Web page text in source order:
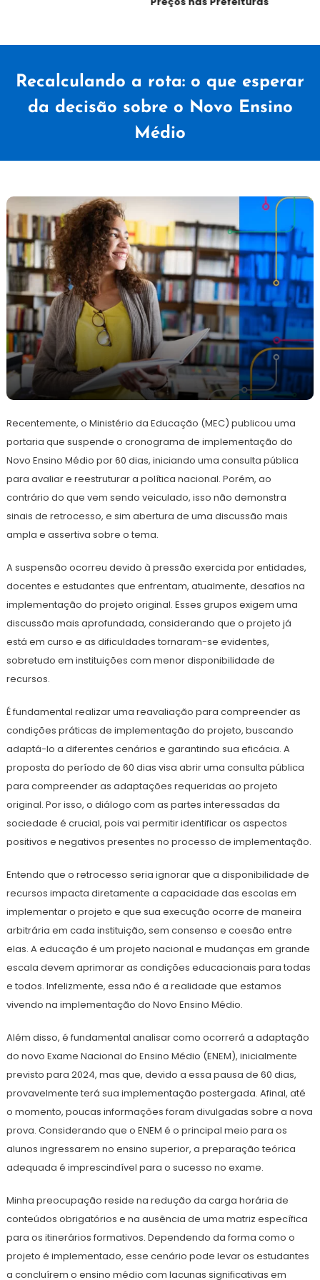
Recalculando a rota: o que esperar
da decisão sobre o Novo Ensino
Médio
19
abril
de
Redação
Recentemente, o Ministério da Educação (MEC) publicou uma
portaria que suspende o cronograma de implementação do
Novo Ensino Médio por 60 dias, iniciando uma consulta pública
para avaliar e reestruturar a política nacional. Porém, ao
contrário do que vem sendo veiculado, isso não demonstra
sinais de retrocesso, e sim abertura de uma discussão mais
ampla e assertiva sobre o tema.
A suspensão ocorreu devido à pressão exercida por entidades,
docentes e estudantes que enfrentam, atualmente, desafios na
implementação do projeto original. Esses grupos exigem uma
discussão mais aprofundada, considerando que o projeto já
está em curso e as dificuldades tornaram-se evidentes,
sobretudo em instituições com menor disponibilidade de
recursos.
É fundamental realizar uma reavaliação para compreender as
condições práticas de implementação do projeto, buscando
adaptá-lo a diferentes cenários e garantindo sua eficácia. A
proposta do período de 60 dias visa abrir uma consulta pública
para compreender as adaptações requeridas ao projeto
original. Por isso, o diálogo com as partes interessadas da
sociedade é crucial, pois vai permitir identificar os aspectos
positivos e negativos presentes no processo de implementação.
Entendo que o retrocesso seria ignorar que a disponibilidade de
recursos impacta diretamente a capacidade das escolas em
implementar o projeto e que sua execução ocorre de maneira
arbitrária em cada instituição, sem consenso e coesão entre
elas. A educação é um projeto nacional e mudanças em grande
escala devem aprimorar as condições educacionais para todas
e todos. Infelizmente, essa não é a realidade que estamos
vivendo na implementação do Novo Ensino Médio.
Além disso, é fundamental analisar como ocorrerá a adaptação
do novo Exame Nacional do Ensino Médio (ENEM), inicialmente
previsto para 2024, mas que, devido a essa pausa de 60 dias,
provavelmente terá sua implementação postergada. Afinal, até
o momento, poucas informações foram divulgadas sobre a nova
prova. Considerando que o ENEM é o principal meio para os
alunos ingressarem no ensino superior, a preparação teórica
adequada é imprescindível para o sucesso no exame.
Minha preocupação reside na redução da carga horária de
conteúdos obrigatórios e na ausência de uma matriz específica
para os itinerários formativos. Dependendo da forma como o
projeto é implementado, esse cenário pode levar os estudantes
a concluírem o ensino médio com lacunas significativas em